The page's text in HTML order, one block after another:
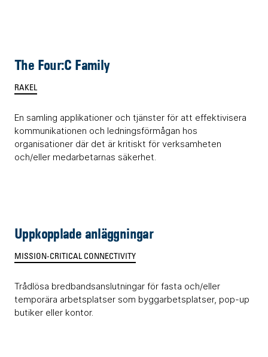
The Four:C Family
RAKEL
En samling applikationer och tjänster för att effektivisera
kommunikationen och ledningsförmågan hos
organisationer där det är kritiskt för verksamheten
och/eller medarbetarnas säkerhet.
Uppkopplade anläggningar
MISSION-CRITICAL CONNECTIVITY
Trådlösa bredbandsanslutningar för fasta och/eller
temporära arbetsplatser som byggarbetsplatser, pop-up
butiker eller kontor.